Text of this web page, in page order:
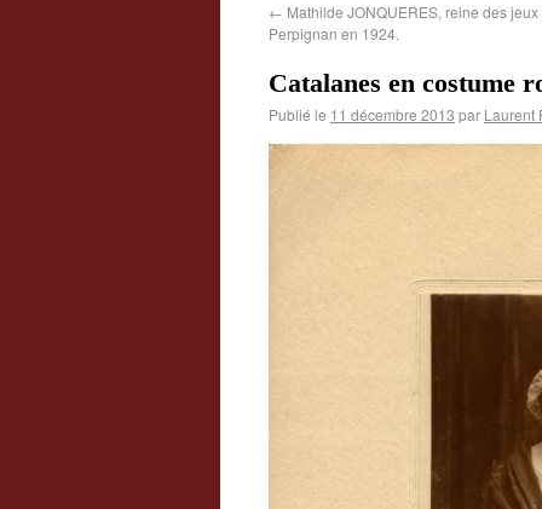
← Mathilde JONQUERES, reine des
Perpignan en 1924.
Catalanes en costume
Publié le 11 décembre 2013 par Laurent